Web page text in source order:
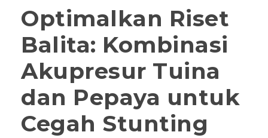
Optimalkan Riset
Balita: Kombinasi
Akupresur Tuina
dan Pepaya untuk
Cegah Stunting